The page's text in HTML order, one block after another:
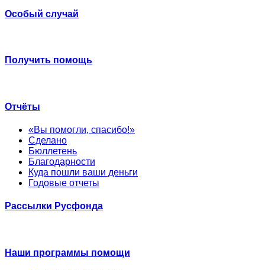
Особый случай
Получить помощь
Отчёты
«Вы помогли, спасибо!»
Сделано
Бюллетень
Благодарности
Куда пошли ваши деньги
Годовые отчеты
Рассылки Русфонда
Наши программы помощи